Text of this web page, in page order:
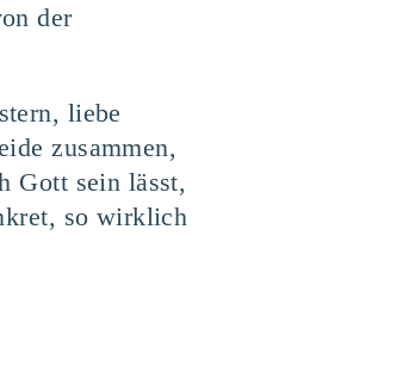
der
liebe
zusammen,
Gott sein lässt,
so wirklich